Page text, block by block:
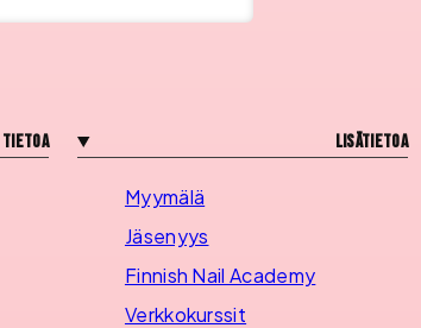
Tietoa Lisätietoa
Myymälä
Jäsenyys
Finnish Nail Academy
Verkkokurssit